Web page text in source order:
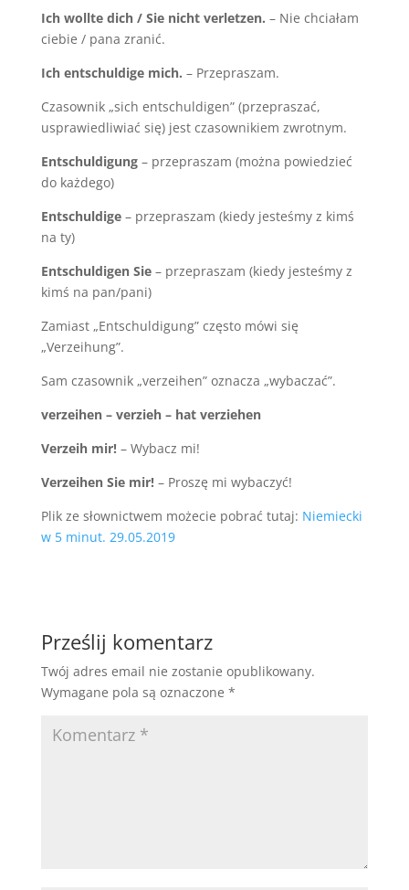
Ich wollte dich / Sie nicht verletzen. – Nie chciałam
ciebie / pana zranić.
Ich entschuldige mich. – Przepraszam.
Czasownik „sich entschuldigen” (przepraszać,
usprawiedliwiać się) jest czasownikiem zwrotnym.
Entschuldigung– przepraszam (można powiedzieć
do każdego)
Entschuldige– przepraszam (kiedy jesteśmy z kimś
na ty)
Entschuldigen Sie– przepraszam (kiedy jesteśmy z
kimś na pan/pani)
Zamiast „Entschuldigung” często mówi się
„Verzeihung”.
Sam czasownik „verzeihen” oznacza „wybaczać”.
verzeihen – verzieh – hat verziehen
Verzeih mir!– Wybacz mi!
Verzeihen Sie mir!– Proszę mi wybaczyć!
Plik ze słownictwem możecie pobrać tutaj: Niemiecki
w 5 minut. 29.05.2019
Prześlij komentarz
Twój adres email nie zostanie opublikowany.
Wymagane pola są oznaczone *